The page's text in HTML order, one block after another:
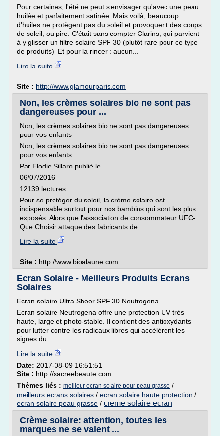
Pour certaines, l'été ne peut s'envisager qu'avec une peau
huilée et parfaitement satinée. Mais voilà, beaucoup
d'huiles ne protègent pas du soleil et provoquent des coups
de soleil, ou pire. C'était sans compter Clarins, qui parvient
à y glisser un filtre solaire SPF 30 (plutôt rare pour ce type
de produits). Et pour la rincer : aucun...
Lire la suite
Site : http://www.glamourparis.com
Non, les crèmes solaires bio ne sont pas
dangereuses pour ...
Non, les crèmes solaires bio ne sont pas dangereuses
pour vos enfants
Non, les crèmes solaires bio ne sont pas dangereuses
pour vos enfants
Par Elodie Sillaro publié le
06/07/2016
12139 lectures
Pour se protéger du soleil, la crème solaire est
indispensable surtout pour nos bambins qui sont les plus
exposés. Alors que l'association de consommateur UFC-
Que Choisir attaque des fabricants de...
Lire la suite
Site : http://www.bioalaune.com
Ecran Solaire - Meilleurs Produits Ecrans
Solaires
Ecran solaire Ultra Sheer SPF 30 Neutrogena
Ecran solaire Neutrogena offre une protection UV très
haute, large et photo-stable. Il contient des antioxydants
pour lutter contre les radicaux libres qui accélèrent les
signes du...
Lire la suite
Date: 2017-08-09 16:51:51
Site : http://sacreebeaute.com
Thèmes liés : meilleur ecran solaire pour peau grasse /
meilleurs ecrans solaires / ecran solaire haute protection /
ecran solaire peau grasse / creme solaire ecran
Crème solaire: attention, toutes les
marques ne se valent ...